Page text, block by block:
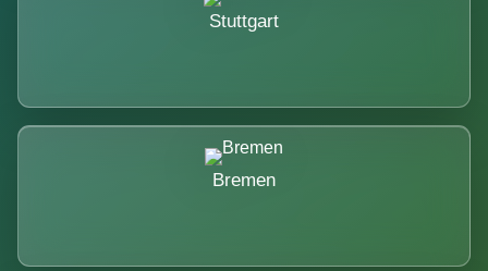
Stuttgart
Bremen